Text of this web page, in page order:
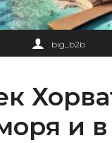
big_b2b
и в